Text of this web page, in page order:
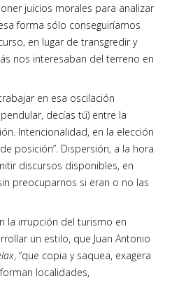
juicios morales para analizar
forma sólo conseguiríamos
en lugar de transgredir y
nos interesaban del terreno en
en esa oscilación
decías tú) entre la
Intencionalidad, en la elección
posición”. Dispersión, a la hora
discursos disponibles, en
preocuparnos si eran o no las
la irrupción del turismo en
un estilo, que Juan Antonio
, “que copia y saquea, exagera
localidades,